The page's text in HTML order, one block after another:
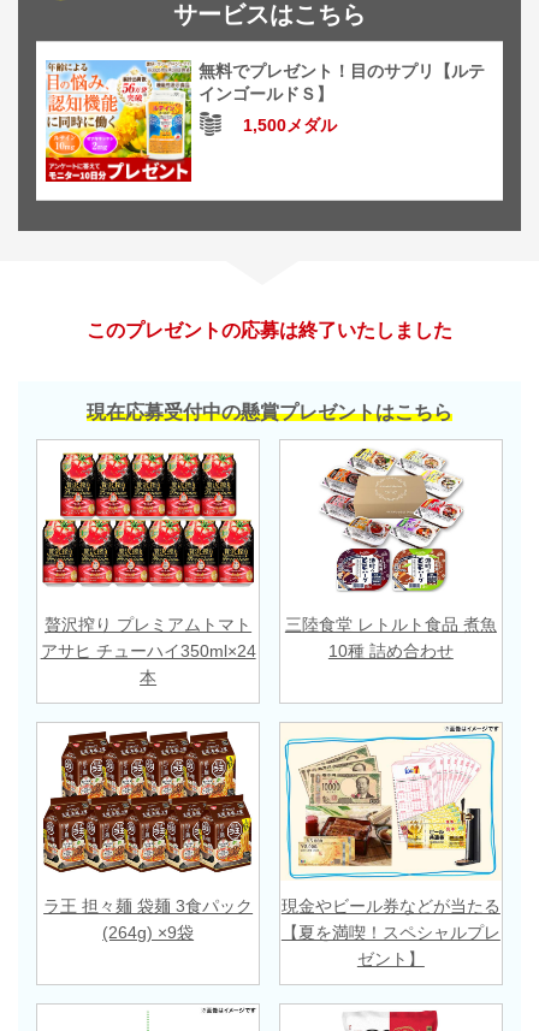
サービスはこちら
無料でプレゼント！目のサプリ【ルテ
インゴールドＳ】
1,500メダル
このプレゼントの応募は終了いたしました
現在応募受付中の懸賞プレゼントはこちら
贅沢搾り プレミアムトマト
アサヒ チューハイ350ml×24
本
三陸食堂 レトルト食品 煮魚
10種 詰め合わせ
ラ王 担々麺 袋麺 3食パック
(264g) ×9袋
現金やビール券などが当たる
【夏を満喫！スペシャルプレ
ゼント】